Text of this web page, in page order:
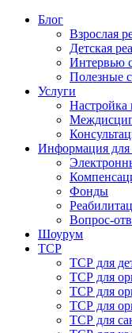
Блог
Взрослая
Детская
Интервью
Полезные
Услуги
Настройка
Информация для
Фонды
Вопрос-
Шоурум
ТСР
ТСР для
ТСР для
ТСР для
ТСР для
ТСР для